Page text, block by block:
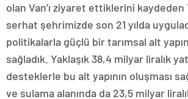
olan Van’ı ziyaret ettiklerini kaydeden
serhat şehrimizde son 21 yılda
politikalarla güçlü bir tarımsal alt
sağladık. Yaklaşık 38,4 milyar liralık
desteklerle bu alt yapının oluşması
ve sulama alanında da 23,5 milyar